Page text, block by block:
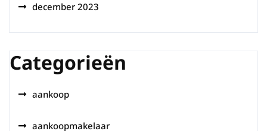
december 2023
Categorieën
aankoop
aankoopmakelaar